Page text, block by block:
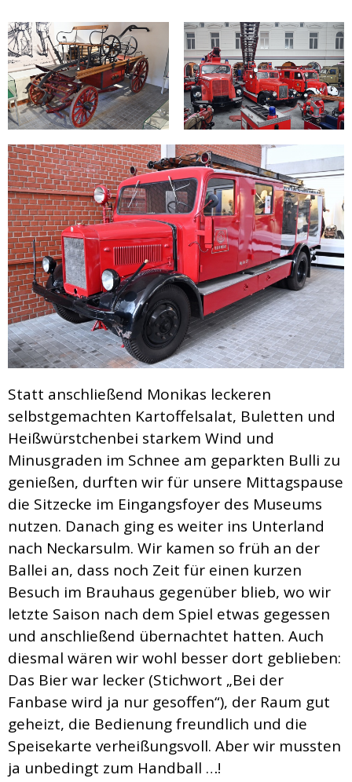
Statt anschließend Monikas leckeren
selbstgemachten Kartoffelsalat, Buletten und
Heißwürstchenbei starkem Wind und
Minusgraden im Schnee am geparkten Bulli zu
genießen, durften wir für unsere Mittagspause
die Sitzecke im Eingangsfoyer des Museums
nutzen. Danach ging es weiter ins Unterland
nach Neckarsulm. Wir kamen so früh an der
Ballei an, dass noch Zeit für einen kurzen
Besuch im Brauhaus gegenüber blieb, wo wir
letzte Saison nach dem Spiel etwas gegessen
und anschließend übernachtet hatten. Auch
diesmal wären wir wohl besser dort geblieben:
Das Bier war lecker (Stichwort „Bei der
Fanbase wird ja nur gesoffen“), der Raum gut
geheizt, die Bedienung freundlich und die
Speisekarte verheißungsvoll. Aber wir mussten
ja unbedingt zum Handball …!